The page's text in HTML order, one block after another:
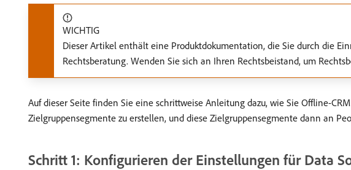
WICHTIG
Dieser Artikel enthält eine Produktdokumentation, die Sie durch die
Rechtsberatung. Wenden Sie sich an Ihren Rechtsbeistand, um
Auf dieser Seite finden Sie eine schrittweise Anleitung dazu, wie Sie Offline-
Zielgruppensegmente zu erstellen, und diese Zielgruppensegmente dann an
Schritt 1: Konfigurieren der Einstellungen für Data